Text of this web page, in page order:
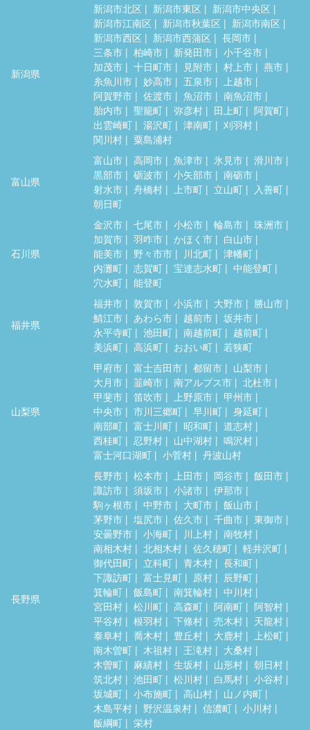
新潟県
新潟市北区 新潟市東区
新潟市中央区
新潟市江南区
新潟市秋葉区
新潟市南区
新潟市西区
新潟市西蒲区
長岡市
三条市
柏崎市 新発田市
小千谷市
加茂市
十日町市 見附市 村上市
燕市
糸魚川市
妙高市 五泉市
上越市
阿賀野市
佐渡市 魚沼市
南魚沼市
胎内市
聖籠町 弥彦村 田上町
阿賀町
出雲崎町
湯沢町 津南町
刈羽村
関川村
粟島浦村
富山県
富山市 高岡市 魚津市 氷見市
滑川市
黒部市
砺波市 小矢部市
南砺市
射水市
舟橋村 上市町 立山町
入善町
朝日町
石川県
金沢市 七尾市 小松市 輪島市
珠洲市
加賀市
羽咋市 かほく市
白山市
能美市
野々市市 川北町
津幡町
内灘町
志賀町 宝達志水町
中能登町
穴水町
能登町
福井県
福井市 敦賀市 小浜市 大野市
勝山市
鯖江市
あわら市 越前市
坂井市
永平寺町
池田町 南越前町
越前町
美浜町
高浜町 おおい町 若狭町
山梨県
甲府市 富士吉田市 都留市
山梨市
大月市
韮崎市 南アルプス市
北杜市
甲斐市
笛吹市 上野原市
甲州市
中央市
市川三郷町 早川町
身延町
南部町
富士川町 昭和町
道志村
西桂町
忍野村 山中湖村
鳴沢村
富士河口湖町
小菅村 丹波山村
長野県
長野市 松本市 上田市 岡谷市
飯田市
諏訪市
須坂市 小諸市
伊那市
駒ヶ根市
中野市 大町市
飯山市
茅野市
塩尻市 佐久市 千曲市
東御市
安曇野市
小海町 川上村
南牧村
南相木村
北相木村 佐久穂町
軽井沢町
御代田町
立科町 青木村
長和町
下諏訪町
富士見町 原村
辰野町
箕輪町
飯島町 南箕輪村
中川村
宮田村
松川町 高森町 阿南町
阿智村
平谷村
根羽村 下條村 売木村
天龍村
泰阜村
喬木村 豊丘村 大鹿村
上松町
南木曽町
木祖村 王滝村
大桑村
木曽町
麻績村 生坂村 山形村
朝日村
筑北村
池田町 松川村 白馬村
小谷村
坂城町
小布施町 高山村
山ノ内町
木島平村
野沢温泉村 信濃町
小川村
飯綱町
栄村